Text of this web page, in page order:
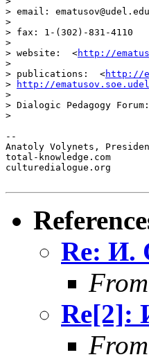
> email: ematusov@udel.edu
>
> fax: 1-(302)-831-4110
>
> website:  <http://
>
> publications:  <http://
>
http://
>
> Dialogic Pedagogy
>
--
Anatoly Volynets,
total-knowledge.com
culturedialogue.org
Re: И.
Re[2]: